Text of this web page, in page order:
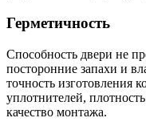
Герметичность
Способность двери не
посторонние запахи и
точность изготовления
уплотнителей,
качество монтажа.